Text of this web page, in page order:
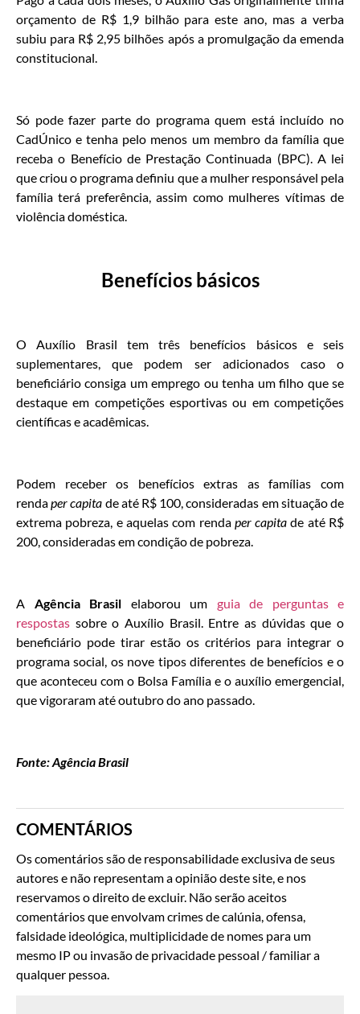
orçamento de R$ 1,9 bilhão para este ano, mas a verba
subiu para R$ 2,95 bilhões após a promulgação da emenda
constitucional.
Só pode fazer parte do programa quem está incluído no
CadÚnico e tenha pelo menos um membro da família que
receba o Benefício de Prestação Continuada (BPC). A lei
que criou o programa definiu que a mulher responsável pela
família terá preferência, assim como mulheres vítimas de
violência doméstica.
Benefícios básicos
O Auxílio Brasil tem três benefícios básicos e seis
suplementares, que podem ser adicionados caso o
beneficiário consiga um emprego ou tenha um filho que se
destaque em competições esportivas ou em competições
científicas e acadêmicas.
Podem receber os benefícios extras as famílias com
rendaper capita de até R$ 100, consideradas em situação de
extrema pobreza, e aquelas com renda per capita de até R$
200, consideradas em condição de pobreza.
A Agência Brasil elaborou um guia de perguntas e
respostas sobre o Auxílio Brasil. Entre as dúvidas que o
beneficiário pode tirar estão os critérios para integrar o
programa social, os nove tipos diferentes de benefícios e o
que aconteceu com o Bolsa Família e o auxílio emergencial,
que vigoraram até outubro do ano passado.
Fonte: Agência Brasil
COMENTÁRIOS
Os comentários são de responsabilidade exclusiva de seus
autores e não representam a opinião deste site, e nos
reservamos o direito de excluir. Não serão aceitos
comentários que envolvam crimes de calúnia, ofensa,
falsidade ideológica, multiplicidade de nomes para um
mesmo IP ou invasão de privacidade pessoal / familiar a
qualquer pessoa.